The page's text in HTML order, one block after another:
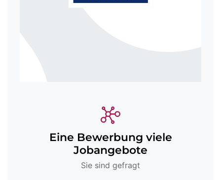
Eine Bewerbung viele
Jobangebote
Sie sind gefragt